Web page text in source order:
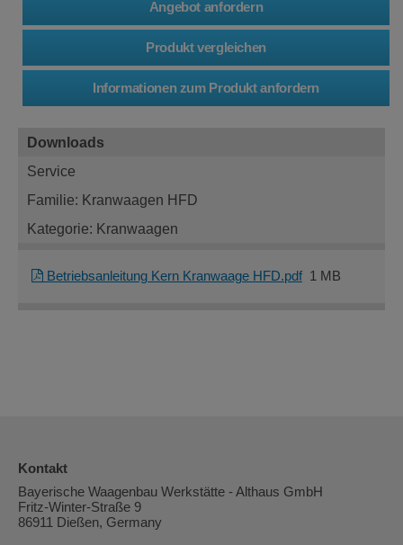
Downloads
Service
Familie: Kranwaagen HFD
Kategorie: Kranwaagen
Betriebsanleitung Kern Kranwaage HFD.pdf 1 MB
Kontakt
Bayerische Waagenbau Werkstätte - Althaus GmbH
Fritz-Winter-Straße 9
86911 Dießen, Germany